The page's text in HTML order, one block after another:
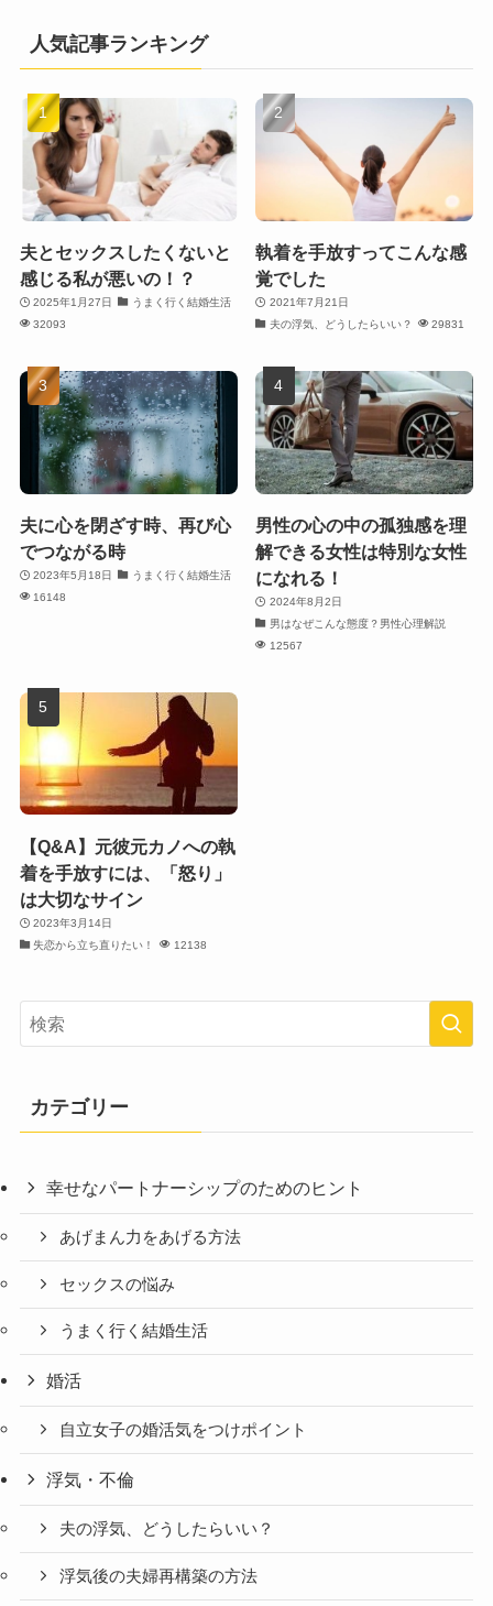
人気記事ランキング
夫とセックスしたくないと
感じる私が悪いの！？
2025年1月27日
うまく行く結婚生活
32093
執着を手放すってこんな感
覚でした
2021年7月21日
夫の浮気、どうしたらいい？
29831
夫に心を閉ざす時、再び心
でつながる時
2023年5月18日
うまく行く結婚生活
16148
男性の心の中の孤独感を理
解できる女性は特別な女性
になれる！
2024年8月2日
男はなぜこんな態度？男性心理解説
12567
【Q&A】元彼元カノへの執
着を手放すには、「怒り」
は大切なサイン
2023年3月14日
失恋から立ち直りたい！
12138
カテゴリー
幸せなパートナーシップのためのヒント
あげまん力をあげる方法
セックスの悩み
うまく行く結婚生活
婚活
自立女子の婚活気をつけポイント
浮気・不倫
夫の浮気、どうしたらいい？
浮気後の夫婦再構築の方法